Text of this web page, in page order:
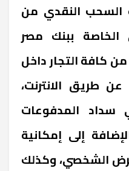
السحب النقدي من
الخاصة ببنك مصر
من كافة التجار داخل
طريق الانترنت،
سداد المدفوعات
إلى إمكانية
الشخصي، وكذلك